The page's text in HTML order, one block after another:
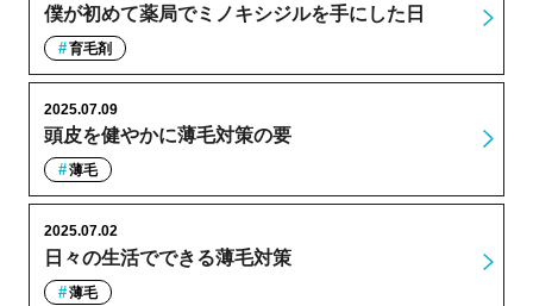
僕が初めて薬局でミノキシジルを手にした日
育毛剤
頭皮を健やかに薄毛対策の要
2025.07.09
薄毛
日々の生活でできる薄毛対策
2025.07.02
薄毛